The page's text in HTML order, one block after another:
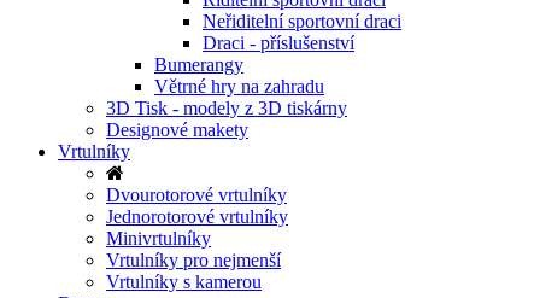
Neřiditelní sportovní draci
Draci - příslušenství
Bumerangy
Větrné hry na zahradu
3D Tisk - modely z 3D tiskárny
Designové makety
Vrtulníky
Dvourotorové vrtulníky
Jednorotorové vrtulníky
Minivrtulníky
Vrtulníky pro nejmenší
Vrtulníky s kamerou